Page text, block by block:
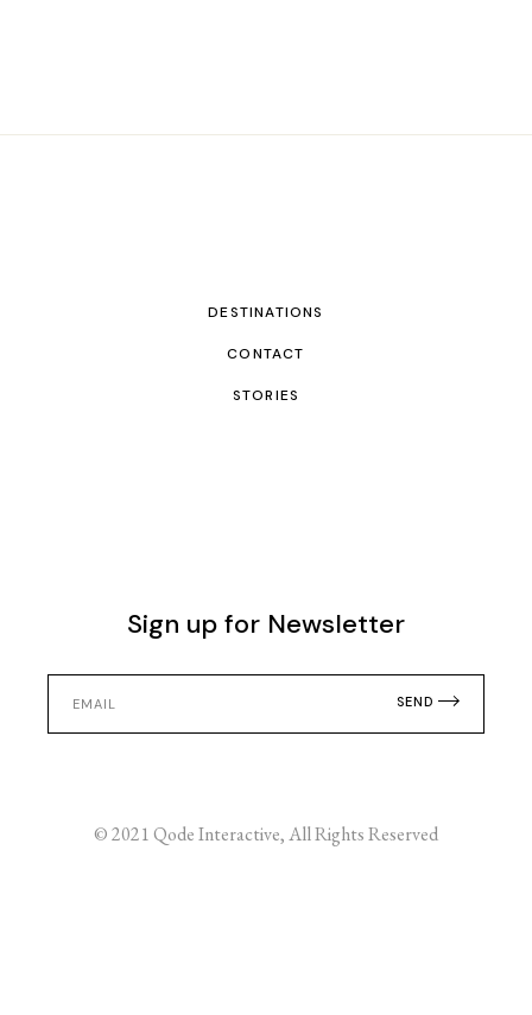
DESTINATIONS
CONTACT
STORIES
Sign up for Newsletter
SEND
© 2021Qode Interactive, All Rights Reserved